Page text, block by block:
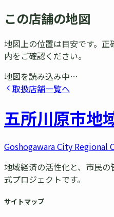
この店舗の地図
地図上の位置は目安です。
内をご確認ください。
地図を読み込み中…
取扱店舗一覧へ
五所川原市地
Goshogawara City Regional
地域経済の活性化と、市民
式プロジェクトです。
サイトマップ